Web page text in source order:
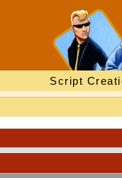
Script